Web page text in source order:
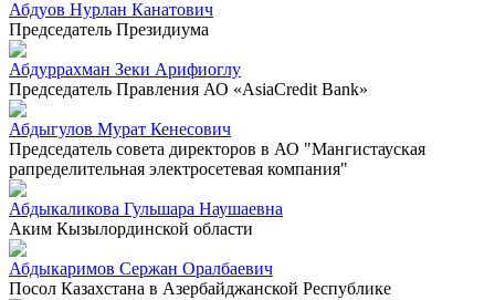
Абдуов Нурлан Канатович
Председатель Президиума
Абдуррахман Зеки Арифиоглу
Председатель Правления АО «AsiaCredit Bank»
Абдыгулов Мурат Кенесович
Председатель совета директоров в АО "Мангистауская
рапределительная электросетевая компания"
Абдыкаликова Гульшара Наушаевна
Аким Кызылординской области
Абдыкаримов Сержан Оралбаевич
Посол Казахстана в Азербайджанской Республике